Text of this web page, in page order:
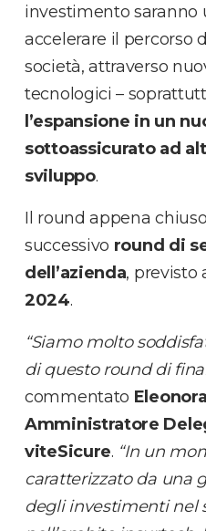
investimento saranno
accelerare il percorso
società, attraverso
tecnologici –
l’espansione in un
sottoassicurato ad
sviluppo.
Il round appena
successivo round di
dell’azienda, previsto
2024.
“Siamo molto
di questo round di
commentato
Amministratore
viteSicure. “In un
caratterizzato da una
degli investimenti nel